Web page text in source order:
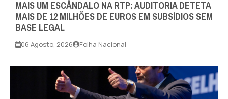
MAIS UM ESCÂNDALO NA RTP: AUDITORIA DETETA
MAIS DE 12 MILHÕES DE EUROS EM SUBSÍDIOS SEM
BASE LEGAL
06 Agosto, 2026 Folha Nacional